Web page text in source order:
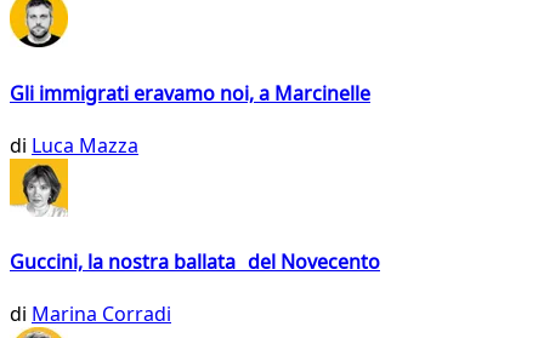
Gli immigrati eravamo noi, a Marcinelle
di Luca Mazza
Guccini, la nostra ballata del Novecento
di Marina Corradi